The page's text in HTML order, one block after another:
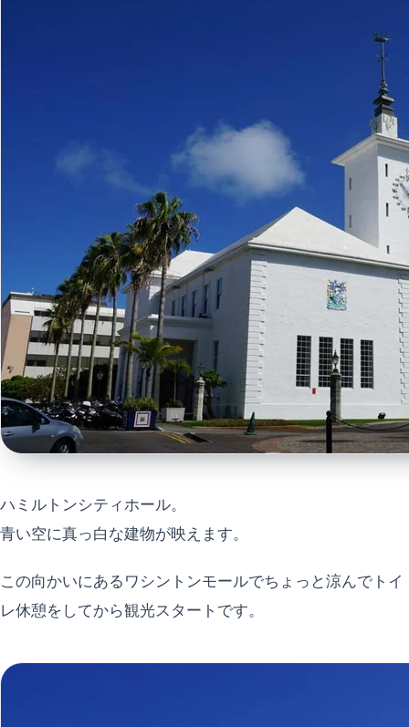
ハミルトンシティホール。
青い空に真っ白な建物が映えます。
この向かいにあるワシントンモールでちょっと涼んでトイ
レ休憩をしてから観光スタートです。